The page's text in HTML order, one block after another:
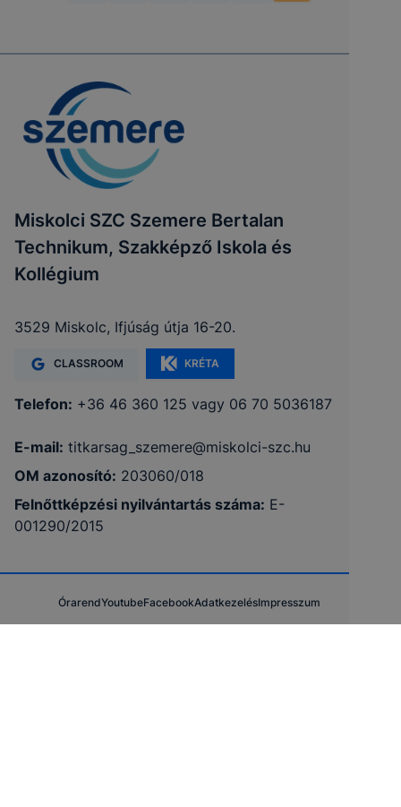
Miskolci SZC Szemere Bertalan
Technikum, Szakképző Iskola és
Kollégium
3529 Miskolc, Ifjúság útja 16-20.
CLASSROOM KRÉTA
Telefon: +36 46 360 125 vagy 06 70 5036187
E-mail: titkarsag_szemere@miskolci-szc.hu
OM azonosító: 203060/018
Felnőttképzési nyilvántartás száma: E-
001290/2015
ÓrarendYoutubeFacebookAdatkezelésImpresszum